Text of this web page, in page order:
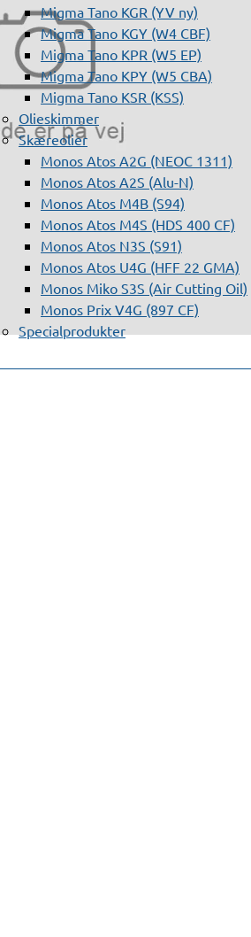
Migma Tano KGR (YV ny)
Migma Tano KGY (W4 CBF)
Migma Tano KPR (W5 EP)
Migma Tano KPY (W5 CBA)
Migma Tano KSR (KSS)
Olieskimmer
Skæreolier
Monos Atos A2G (NEOC 1311)
Monos Atos A2S (Alu-N)
Monos Atos M4B (S94)
Monos Atos M4S (HDS 400 CF)
Monos Atos N3S (S91)
Monos Atos U4G (HFF 22 GMA)
Monos Miko S3S (Air Cutting Oil)
Monos Prix V4G (897 CF)
Specialprodukter